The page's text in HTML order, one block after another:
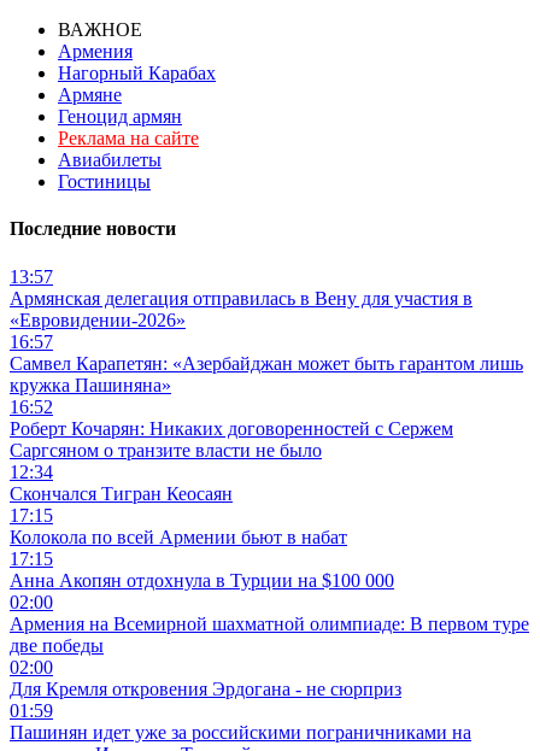
ВАЖНОЕ
Армения
Нагорный Карабах
Армяне
Геноцид армян
Реклама на сайте
Авиабилеты
Гостиницы
Последние новости
13:57
Армянская делегация отправилась в Вену для участия в
«Евровидении-2026»
16:57
Самвел Карапетян: «Азербайджан может быть гарантом лишь
кружка Пашиняна»
16:52
Роберт Кочарян: Никаких договоренностей с Сержем
Саргсяном о транзите власти не было
12:34
Скончался Тигран Кеосаян
17:15
Колокола по всей Армении бьют в набат
17:15
Анна Акопян отдохнула в Турции на $100 000
02:00
Армения на Всемирной шахматной олимпиаде: В первом туре
две победы
02:00
Для Кремля откровения Эрдогана - не сюрприз
01:59
Пашинян идет уже за российскими пограничниками на